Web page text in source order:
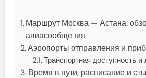
Маршрут Москва — Астана:
авиасообщения
Аэропорты отправления и
Транспортная доступность и
Время в пути, расписание и